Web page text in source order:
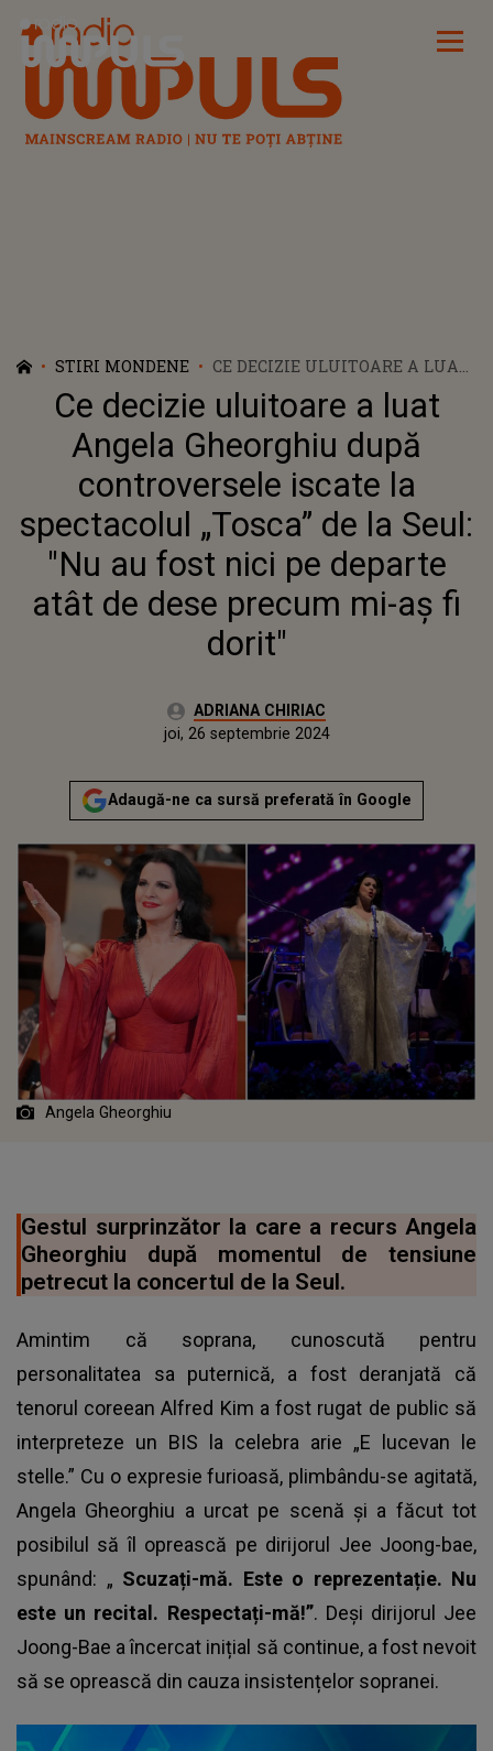
Radio Impuls
STIRI MONDENE
CE DECIZIE ULUITOARE A LUAT
ANGELA GHEORGHIU DUPĂ
CONTROVERSELE ISCATE LA
SPECTACOLUL „TOSCA” DE LA
SEUL: "NU AU FOST NICI PE
DEPARTE ATÂT DE DESE PRECUM
Ce decizie uluitoare a luat
Angela Gheorghiu după
controversele iscate la
spectacolul „Tosca” de la Seul:
"Nu au fost nici pe departe
atât de dese precum mi-aș fi
dorit"
Autor:ADRIANA CHIRIAC
joi, 26 septembrie 2024Actualizat:
joi, 26 septembrie 2024
Adaugă-ne ca sursă preferată în Google
Angela Gheorghiu
Gestul surprinzător la care a recurs Angela
Gheorghiu după momentul de tensiune
petrecut la concertul de la Seul.
Amintim că soprana, cunoscută pentru
personalitatea sa puternică, a fost deranjată că
tenorul coreean Alfred Kim a fost rugat de public să
interpreteze un BIS la celebra arie „E lucevan le
stelle.” Cu o expresie furioasă, plimbându-se agitată,
Angela Gheorghiu a urcat pe scenă și a făcut tot
posibilul să îl oprească pe dirijorul Jee Joong-bae,
spunând: „ Scuzați-mă. Este o reprezentație. Nu
este un recital. Respectați-mă!”. Deși dirijorul Jee
Joong-Bae a încercat inițial să continue, a fost nevoit
să se oprească din cauza insistențelor sopranei.